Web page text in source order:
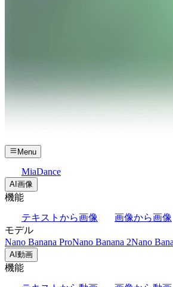
Menu
MiaDance
AI画像
機能
テキストから画像
画像から画像
モデル
Nano Banana ProNano Banana 2Nano
AI動画
機能